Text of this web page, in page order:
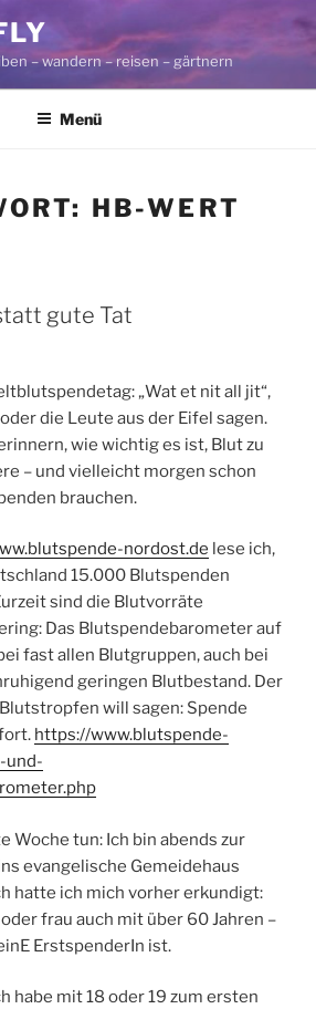
– wandern – reisen – gärtnern
Menü
HB-WERT
gute Tat
„Wat et nit all jit“,
die Leute aus der Eifel sagen.
wie wichtig es ist, Blut zu
– und vielleicht morgen schon
brauchen.
nordost.de lese ich,
15.000 Blutspenden
sind die Blutvorräte
Das Blutspendebarometer auf
fast allen Blutgruppen, auch bei
geringen Blutbestand. Der
will sagen: Spende
https://www.blutspende-
und-
Woche tun: Ich bin abends zur
evangelische Gemeidehaus
hatte ich mich vorher erkundigt:
frau auch mit über 60 Jahren –
ErstspenderIn ist.
habe mit 18 oder 19 zum ersten